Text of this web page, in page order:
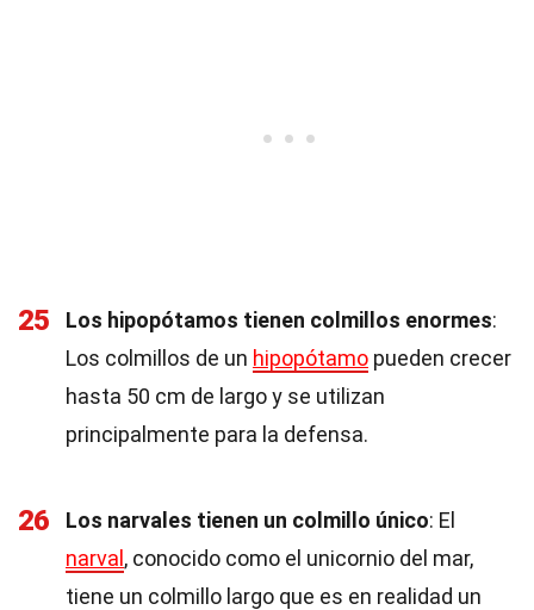
25 Los hipopótamos tienen colmillos enormes:
Los colmillos de un hipopótamo pueden crecer
hasta 50 cm de largo y se utilizan
principalmente para la defensa.
26 Los narvales tienen un colmillo único: El
narval , conocido como el unicornio del mar,
tiene un colmillo largo que es en realidad un